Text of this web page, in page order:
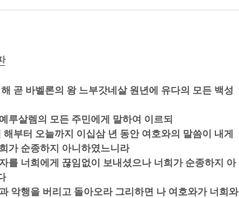
곧 바벨론의 왕 느부갓네살 원년에 유다의 모든 백성
루살렘의 모든 주민에게 말하여 이르되
부터 오늘까지 이십삼 년 동안 여호와의 말씀이 내게
가 순종하지 아니하였느니라
를 너희에게 끊임없이 보내셨으나 너희가 순종하지 아
악행을 버리고 돌아오라 그리하면 나 여호와가 너희와